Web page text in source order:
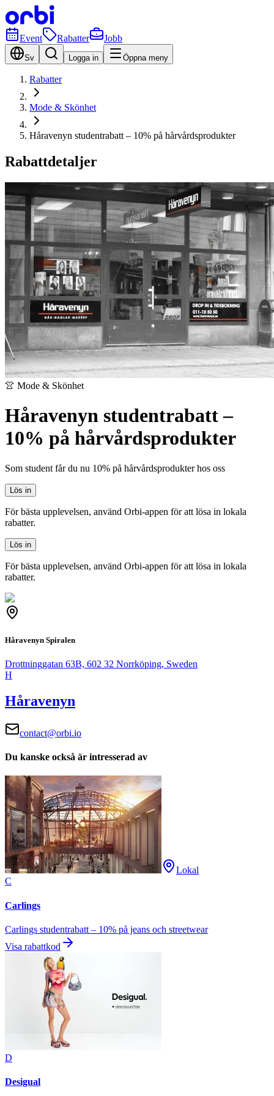
Event Rabatter Jobb
Sv Logga in Öppna meny
Rabatter
Mode & Skönhet
Håravenyn studentrabatt – 10% på hårvårdsprodukter
Rabattdetaljer
👚 Mode & Skönhet
Håravenyn studentrabatt –
10% på hårvårdsprodukter
Som student får du nu 10% på hårvårdsprodukter hos oss
Lös in
För bästa upplevelsen, använd Orbi-appen för att lösa in lokala
rabatter.
Lös in
För bästa upplevelsen, använd Orbi-appen för att lösa in lokala
rabatter.
Håravenyn Spiralen
Drottninggatan 63B, 602 32 Norrköping, Sweden
H
Håravenyn
contact@orbi.io
Du kanske också är intresserad av
Lokal
C
Carlings
Carlings studentrabatt – 10% på jeans och streetwear
Visa rabattkod
D
Desigual